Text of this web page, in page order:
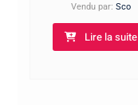
Vendu par:Sco
Lire la suite